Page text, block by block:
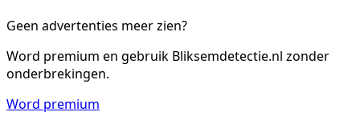
Geen advertenties meer zien?
Word premium en gebruik Bliksemdetectie.nl zonder
onderbrekingen.
Word premium